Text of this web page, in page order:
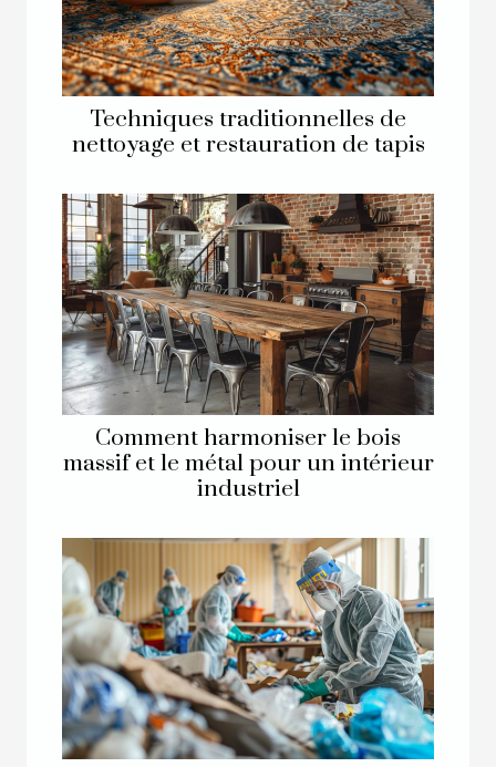
Techniques traditionnelles de
nettoyage et restauration de tapis
Comment harmoniser le bois
massif et le métal pour un intérieur
industriel